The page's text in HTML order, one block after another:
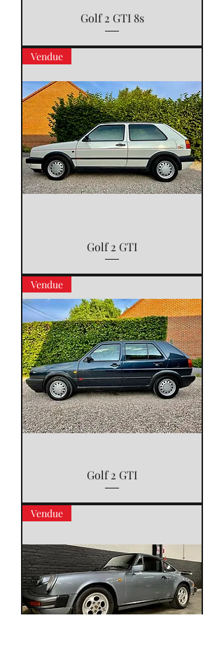
Golf 2 GTI 8s
Vendue
Golf 2 GTI
Vendue
Golf 2 GTI
Vendue